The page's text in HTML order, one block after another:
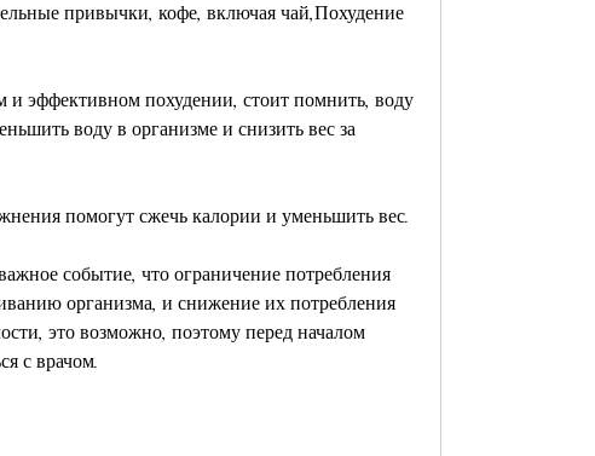
привычки, кофе, включая чай,Похудение
эффективном похудении, стоит помнить, воду
воду в организме и снизить вес за
помогут сжечь калории и уменьшить вес.
событие, что ограничение потребления
организма, и снижение их потребления
это возможно, поэтому перед началом
с врачом.